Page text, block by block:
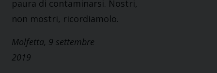
paura di contaminarsi. Nostri,
non mostri, ricordiamolo.
Molfetta, 9 settembre
2019